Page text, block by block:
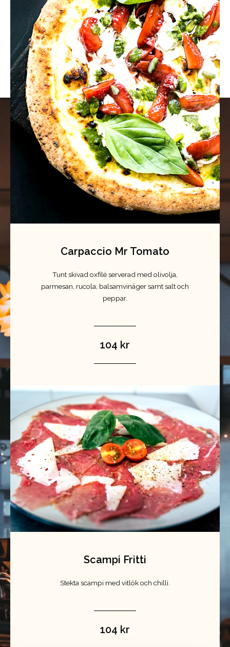
Carpaccio Mr Tomato
Tunt skivad oxfilé serverad med olivolja,
parmesan, rucola, balsamvinäger samt salt och
peppar.
104 kr
Scampi Fritti
Stekta scampi med vitlök och chilli.
104 kr